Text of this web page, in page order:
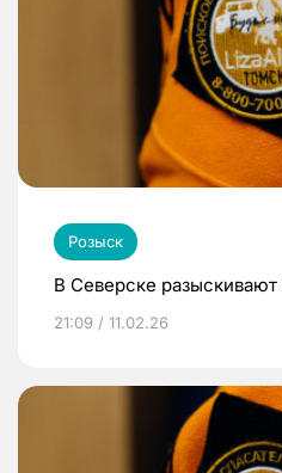
Розыск
В Северске
21:09 / 11.02.26